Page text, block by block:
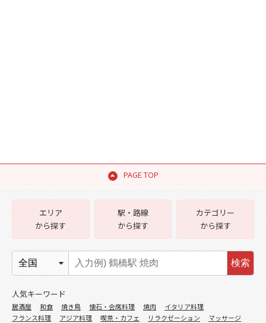
PAGE TOP
エリア
から探す
駅・路線
から探す
カテゴリー
から探す
検索
人気キーワード
居酒屋 和食 焼き鳥 懐石・会席料理 焼肉
イタリア料理
フランス料理
アジア料理 喫茶・カフェ リラクゼーション
マッサージ